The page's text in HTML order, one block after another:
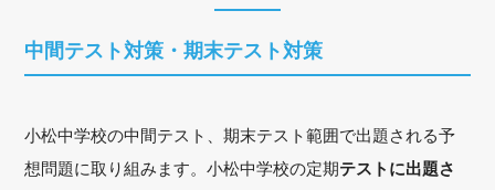
中間テスト対策・期末テスト対策
小松中学校の中間テスト、期末テスト範囲で出題される予
想問題に取り組みます。小松中学校の定期テストに出題さ